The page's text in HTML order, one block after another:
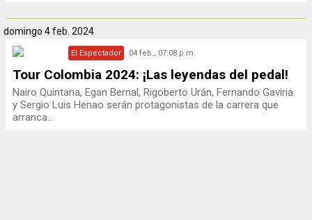
domingo 4 feb. 2024
El Espectador 04 feb., 07:08 p.m.
Tour Colombia 2024: ¡Las leyendas del pedal!
Nairo Quintana, Egan Bernal, Rigoberto Urán, Fernando Gaviria
y Sergio Luis Henao serán protagonistas de la carrera que
arranca...